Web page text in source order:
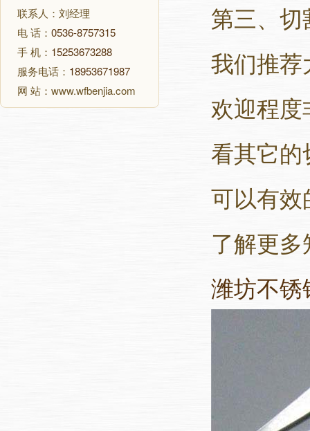
联系人：刘经理
电 话： 0536-8757315
手 机： 15253673288
服务电话： 18953671987
网 站：www.wfbenjia.com
第三、
我们推
欢迎程
看其它
可以有
了解更
潍坊不